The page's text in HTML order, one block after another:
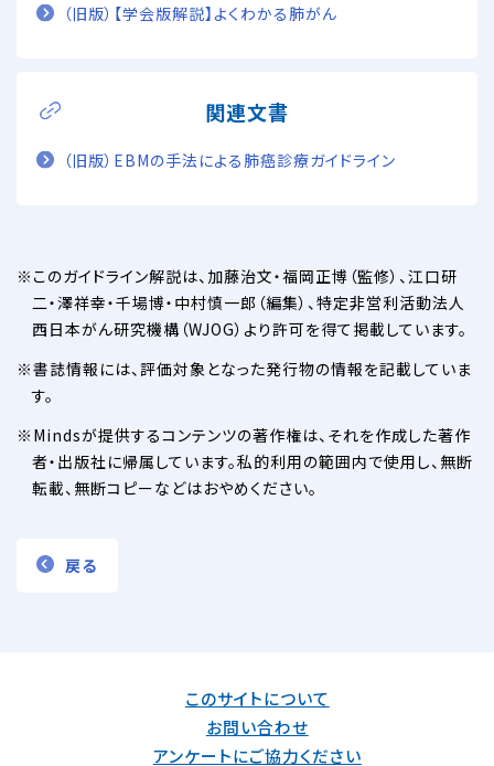
（旧版）【学会版解説】よくわかる肺がん
関連文書
（旧版）EBMの手法による肺癌診療ガイドライン
このガイドライン解説は、加藤治文・福岡正博（監修）、江口研
二・澤祥幸・千場博・中村慎一郎（編集）、特定非営利活動法人
西日本がん研究機構（WJOG）より許可を得て掲載しています。
書誌情報には、評価対象となった発行物の情報を記載していま
す。
Mindsが提供するコンテンツの著作権は、それを作成した著作
者・出版社に帰属しています。私的利用の範囲内で使用し、無断
転載、無断コピーなどはおやめください。
戻る
このサイトについて
お問い合わせ
アンケートにご協力ください